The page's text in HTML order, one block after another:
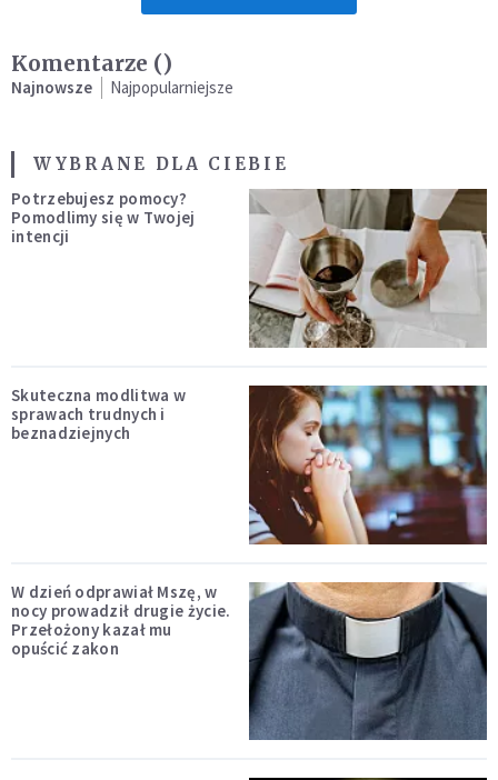
Komentarze ()
Najnowsze Najpopularniejsze
WYBRANE DLA CIEBIE
Potrzebujesz pomocy?
Pomodlimy się w Twojej
intencji
Skuteczna modlitwa w
sprawach trudnych i
beznadziejnych
W dzień odprawiał Mszę, w
nocy prowadził drugie życie.
Przełożony kazał mu
opuścić zakon